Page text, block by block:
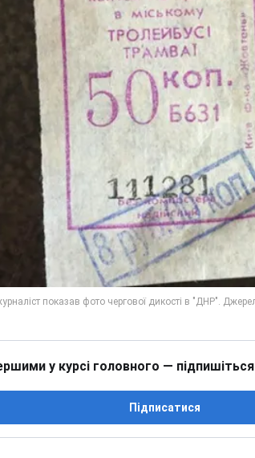
у курсі головного —
Підписатися